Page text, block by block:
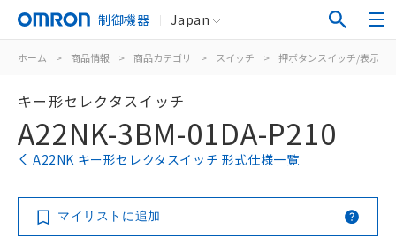
制御機器 Japan
ホーム > 商品情報 > 商品カテゴリ > スイッチ > 押ボタンスイッチ/表示灯
キー形セレクタスイッチ
A22NK-3BM-01DA-P210
A22NK キー形セレクタスイッチ 形式仕様一覧
マイリストに追加